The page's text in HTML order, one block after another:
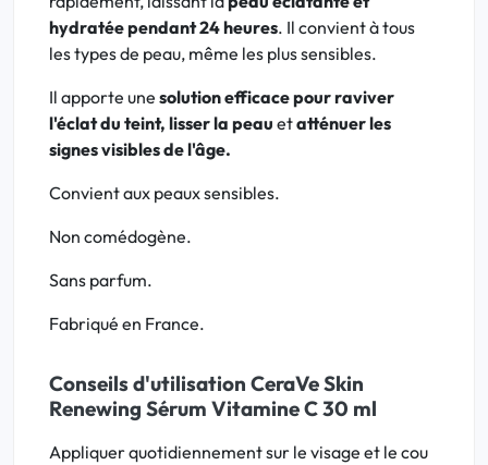
hydratée pendant 24 heures. Il convient à tous
les types de peau, même les plus sensibles.
Il apporte une solution efficace pour raviver
l'éclat du teint, lisser la peau etatténuer les
signes visibles de l'âge.
Convient aux peaux sensibles.
Non comédogène.
Sans parfum.
Fabriqué en France.
Conseils d'utilisation CeraVe Skin
Renewing Sérum Vitamine C 30 ml
Appliquer quotidiennement sur le visage et le cou